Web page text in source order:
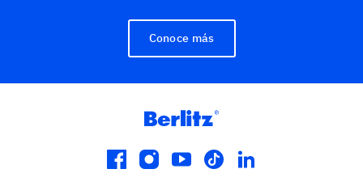
Conoce más
facebook
instagram
youtube
tiktoklinkedin